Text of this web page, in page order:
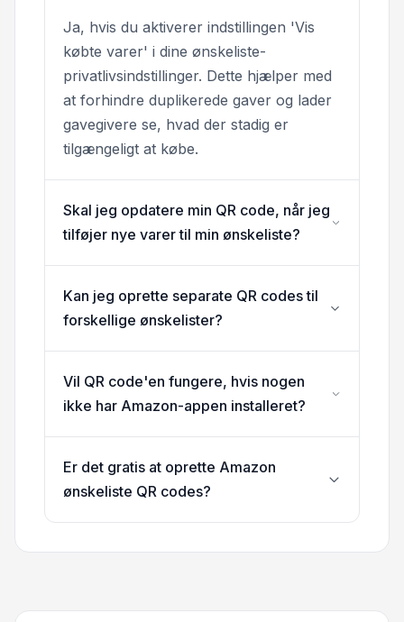
Ja, hvis du aktiverer indstillingen 'Vis
købte varer' i dine ønskeliste-
privatlivsindstillinger. Dette hjælper med
at forhindre duplikerede gaver og lader
gavegivere se, hvad der stadig er
tilgængeligt at købe.
Skal jeg opdatere min QR code, når jeg
tilføjer nye varer til min ønskeliste?
Kan jeg oprette separate QR codes til
forskellige ønskelister?
Vil QR code'en fungere, hvis nogen
ikke har Amazon-appen installeret?
Er det gratis at oprette Amazon
ønskeliste QR codes?